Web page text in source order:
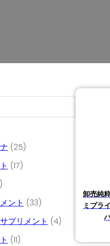
2525個の商品
1717個の商品
個の商品
ント
3333個の商品
プリメント
44個の商品
1111個の商品
卸売純
ミプラ